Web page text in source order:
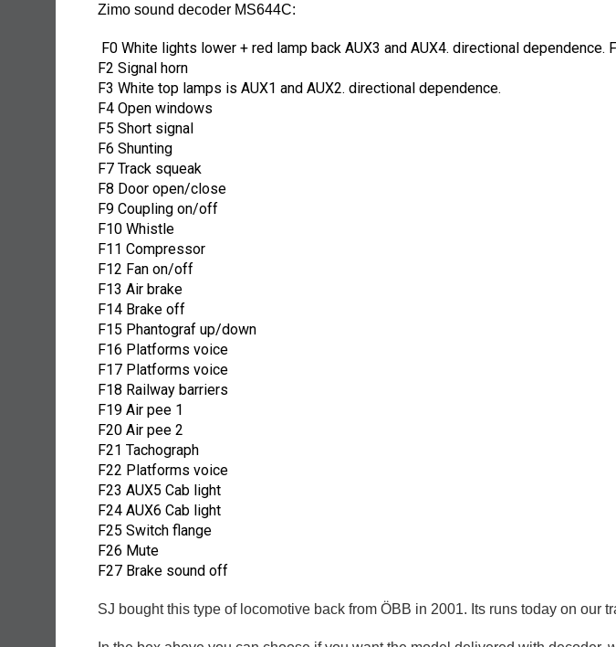
Zimo sound decoder MS644C:
F0 White lights lower + red lamp back AUX3 and AUX4. directional dependence.
F2 Signal horn
F3 White top lamps is AUX1 and AUX2. directional dependence.
F4 Open windows
F5 Short signal
F6 Shunting
F7 Track squeak
F8 Door open/close
F9 Coupling on/off
F10 Whistle
F11 Compressor
F12 Fan on/off
F13 Air brake
F14 Brake off
F15 Phantograf up/down
F16 Platforms voice
F17 Platforms voice
F18 Railway barriers
F19 Air pee 1
F20 Air pee 2
F21 Tachograph
F22 Platforms voice
F23 AUX5 Cab light
F24 AUX6 Cab light
F25 Switch flange
F26 Mute
F27 Brake sound off
SJ bought this type of locomotive back from ÖBB in 2001. Its runs today on our